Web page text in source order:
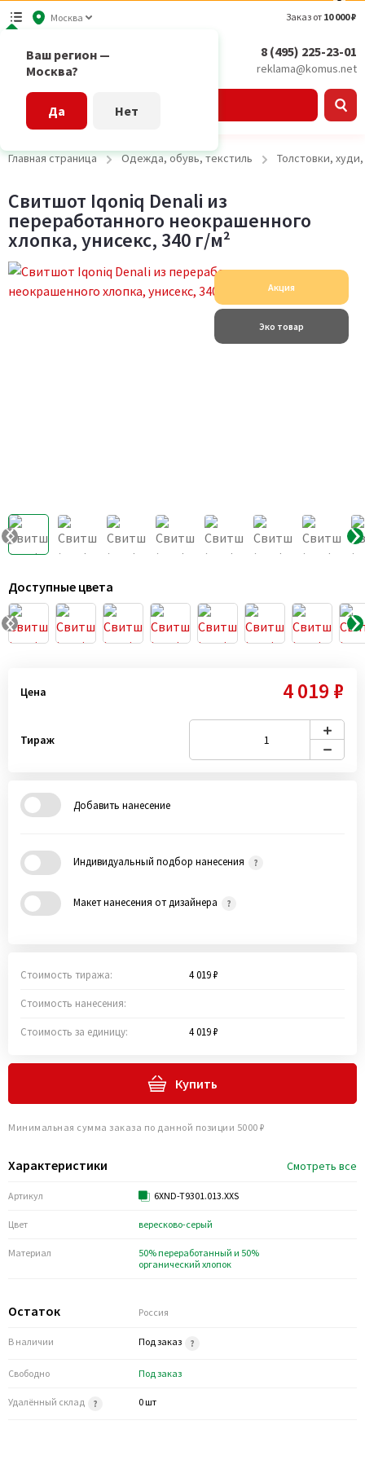
Москва
Ваш регион —
Москва?
Да Нет
Заказ от 10 000 ₽
8 (495) 225-23-01
reklama@komus.net
Главная страница Одежда, обувь, текстиль Толстовки,
Свитшот Iqoniq Denali из
переработанного неокрашенного
хлопка, унисекс, 340 г/м²
Акция
Эко товар
Доступные цвета
Характеристики Смотреть все
Артикул 6XND-T9301.013.XXS
Цвет вересково-серый
Материал
50% переработанный и 50%
органический хлопок
Остаток Россия
В наличии Под заказ
Свободно Под заказ
Удалённый склад 0 шт
Цена 4 019 ₽
Тираж
Добавить нанесение
Индивидуальный подбор нанесения
Макет нанесения от дизайнера
Стоимость тиража: 4 019 ₽
Стоимость нанесения:
Стоимость за единицу: 4 019 ₽
Купить
Минимальная сумма заказа по данной позиции 5000 ₽